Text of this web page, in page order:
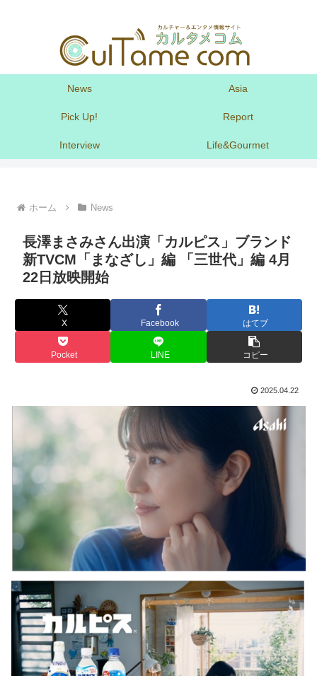
News Asia
Pick Up! Report
Interview Life&Gourmet
ホーム News
長澤まさみさん出演「カルピス」ブランド
新TVCM「まなざし」編 「三世代」編 4月
22日放映開始
X Facebook はてブ
Pocket LINE コピー
2025.04.22